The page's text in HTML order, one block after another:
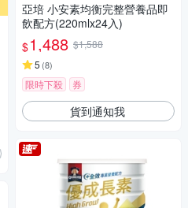
亞培 小安素均衡完整營養品即
飲配方(220mlx24入)
$1,488 $1,588
5 (8)
限時下殺 券
貨到通知我